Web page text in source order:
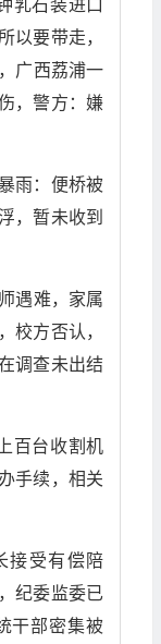
乳石装进口
以要带走，
广西荔浦一
，警方：嫌
雨：便桥被
，暂未收到
遇难，家属
校方否认，
调查未出结
百台收割机
手续，相关
接受有偿陪
纪委监委已
干部密集被